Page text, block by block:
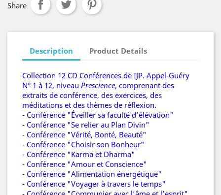
Share
Description Product Details
Collection 12 CD Conférences de IJP. Appel-Guéry
N° 1 à 12, niveau Prescience, comprenant des
extraits de conférence, des exercices, des
méditations et des thèmes de réflexion.
- Conférence "Éveiller sa faculté d’élévation"
- Conférence "Se relier au Plan Divin"
- Conférence "Vérité, Bonté, Beauté"
- Conférence "Choisir son Bonheur"
- Conférence "Karma et Dharma"
- Conférence "Amour et Conscience"
- Conférence "Alimentation énergétique"
- Conférence "Voyager à travers le temps"